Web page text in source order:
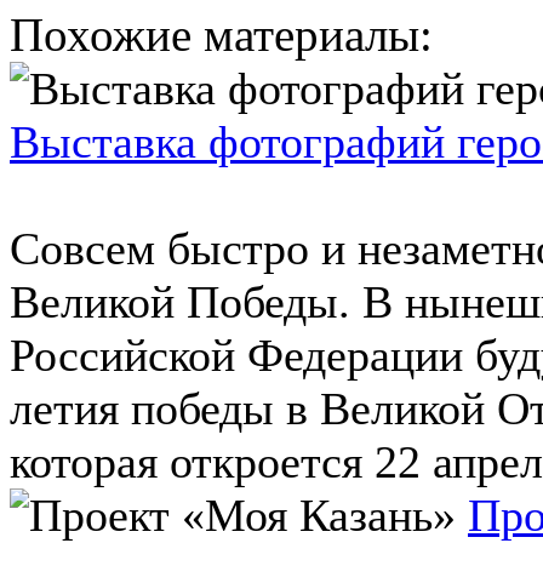
Похожие материалы:
Выставка фотографий
Совсем быстро и
Великой Победы. В
Российской Федерации
летия победы в Великой
которая откроется 22